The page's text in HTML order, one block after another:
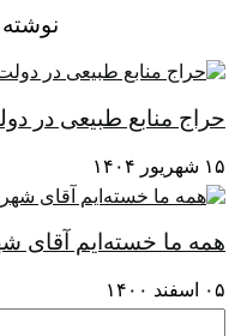
حراج منابع طبیعی در
۱۵ شهریور ۱۴۰۴
همه ما خسته‌ایم آقای
۰۵ اسفند ۱۴۰۰